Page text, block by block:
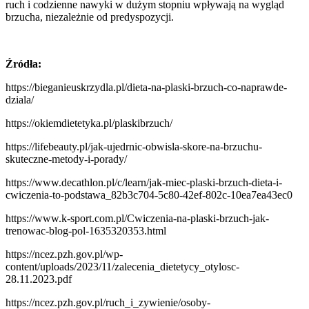
ruch i codzienne nawyki w dużym stopniu wpływają na wygląd
brzucha, niezależnie od predyspozycji.
Źródła:
https://bieganieuskrzydla.pl/dieta-na-plaski-brzuch-co-naprawde-
dziala/
https://okiemdietetyka.pl/plaskibrzuch/
https://lifebeauty.pl/jak-ujedrnic-obwisla-skore-na-brzuchu-
skuteczne-metody-i-porady/
https://www.decathlon.pl/c/learn/jak-miec-plaski-brzuch-dieta-i-
cwiczenia-to-podstawa_82b3c704-5c80-42ef-802c-10ea7ea43ec0
https://www.k-sport.com.pl/Cwiczenia-na-plaski-brzuch-jak-
trenowac-blog-pol-1635320353.html
https://ncez.pzh.gov.pl/wp-
content/uploads/2023/11/zalecenia_dietetycy_otylosc-
28.11.2023.pdf
https://ncez.pzh.gov.pl/ruch_i_zywienie/osoby-